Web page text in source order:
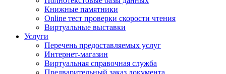
Книжные памятники
Online тест проверки скорости чтения
Виртуальные выставки
Услуги
Перечень предоставляемых услуг
Интернет-магазин
Виртуальная справочная служба
Предварительный заказ документа